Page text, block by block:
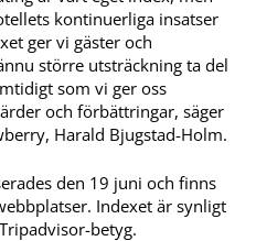
kontinuerliga insatser
ger vi gäster och
större utsträckning ta del
som vi ger oss
och förbättringar, säger
Harald Bjugstad-Holm.
den 19 juni och finns
Indexet är synligt
betyg.